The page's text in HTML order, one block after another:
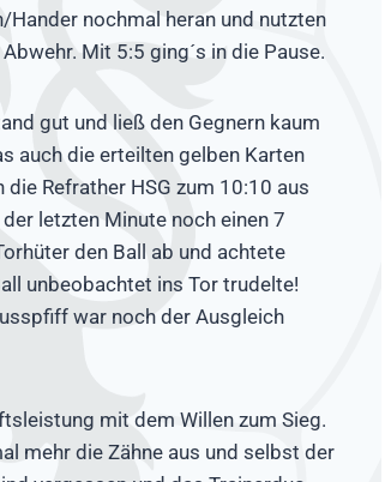
Hander nochmal heran und nutzten
Mit 5:5 ging´s in die Pause.
gut und ließ den Gegnern kaum
auch die erteilten gelben Karten
Refrather HSG zum 10:10 aus
letzten Minute noch einen 7
den Ball ab und achtete
unbeobachtet ins Tor trudelte!
war noch der Ausgleich
mit dem Willen zum Sieg.
mehr die Zähne aus und selbst der